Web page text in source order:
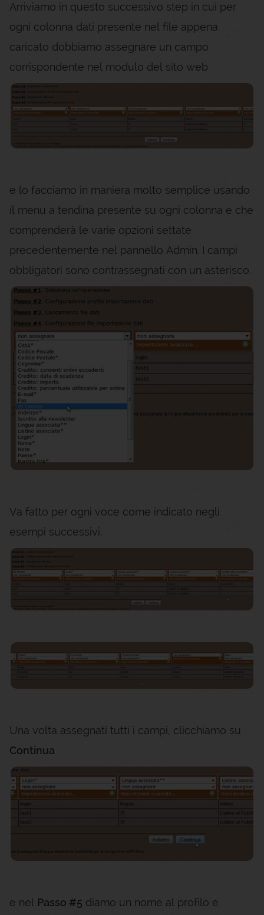
Arriviamo in questo successivo step in cui per
ogni colonna dati presente nel file appena
caricato dobbiamo assegnare un campo
corrispondente nel modulo del sito web
e lo facciamo in maniera molto semplice usando
il menu a tendina presente su ogni colonna e che
comprenderà le varie opzioni settate
precedentemente nel pannello Admin. I campi
obbligatori sono contrassegnati con un asterisco.
Va fatto per ogni voce come indicato negli
esempi successivi.
Una volta assegnati tutti i campi, clicchiamo su
Continua
e nel Passo #5 diamo un nome al profilo e